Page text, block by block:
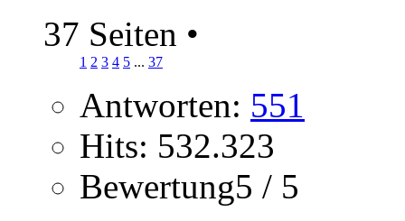
37 Seiten •
1 2 3 4 5 ... 37
Antworten: 551
Hits: 532.323
Bewertung5 / 5